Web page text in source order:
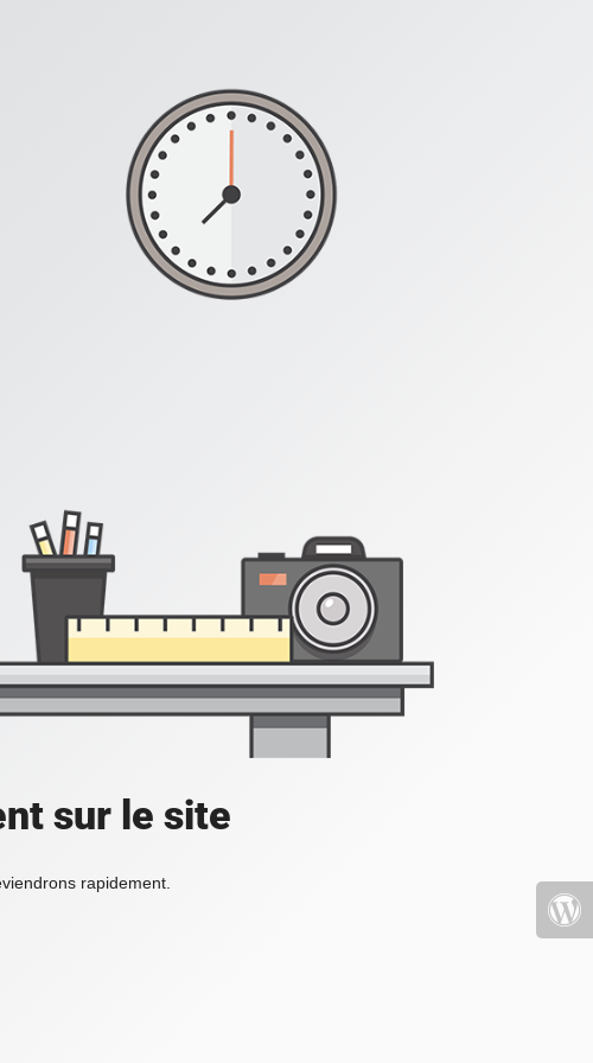
sur le site
rapidement.